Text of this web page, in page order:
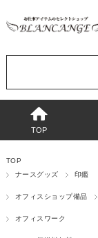
TOP
TOP
ナースグッズ
印鑑
オフィスショップ備品
オフィスワーク